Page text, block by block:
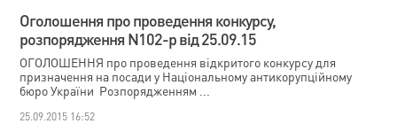
Оголошення про проведення конкурсу,
розпорядження N102-р від 25.09.15
ОГОЛОШЕННЯ про проведення відкритого конкурсу для
призначення на посади у Національному антикорупційному
бюро України Розпорядженням ...
25.09.2015 16:52